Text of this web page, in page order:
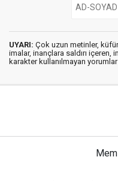
UYARI: Çok uzun metinler,
imalar, inançlara saldırı içeren,
karakter kullanılmayan